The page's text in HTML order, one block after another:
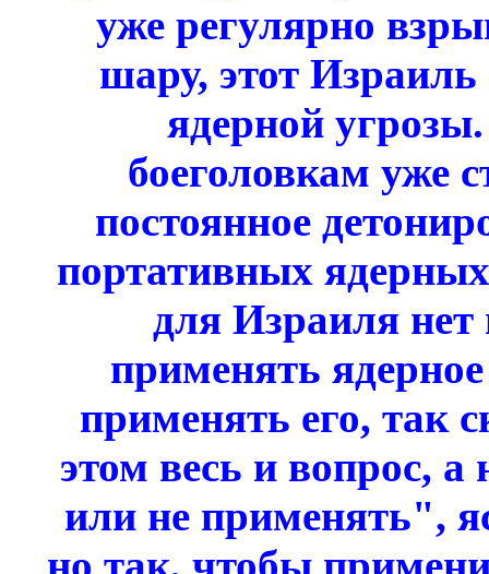
уже регулярно
шару, этот Израиль
ядерной
боеголовкам уже
постоянное
портативных
для Израиля нет
применять
применять его, так
этом весь и вопрос,
или не применять",